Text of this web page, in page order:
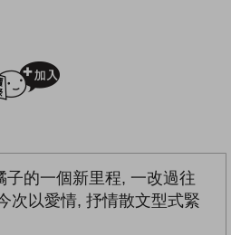
子的一個新里程, 一改過往
次以愛情, 抒情散文型式緊